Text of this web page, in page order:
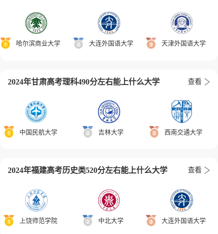
哈尔滨商业大学 大连外国语大学 天津外国语大学
2024年甘肃高考理科490分左右能上什么大学 查看
中国民航大学 吉林大学 西南交通大学
2024年福建高考历史类520分左右能上什么大学 查看
上饶师范学院 中北大学 大连外国语大学